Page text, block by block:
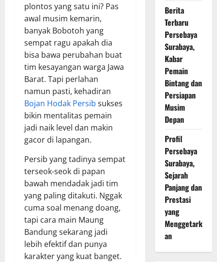
plontos yang satu ini? Pas
awal musim kemarin,
banyak Bobotoh yang
sempat ragu apakah dia
bisa bawa perubahan buat
tim kesayangan warga Jawa
Barat. Tapi perlahan
namun pasti, kehadiran
Bojan Hodak Persib sukses
bikin mentalitas pemain
jadi naik level dan makin
gacor di lapangan.
Persib yang tadinya sempat
terseok-seok di papan
bawah mendadak jadi tim
yang paling ditakuti. Nggak
cuma soal menang doang,
tapi cara main Maung
Bandung sekarang jadi
lebih efektif dan punya
karakter yang kuat banget.
Berita
Terbaru
Persebaya
Surabaya,
Kabar
Pemain
Bintang dan
Persiapan
Musim
Depan
Profil
Persebaya
Surabaya,
Sejarah
Panjang dan
Prestasi
yang
Menggetark
an